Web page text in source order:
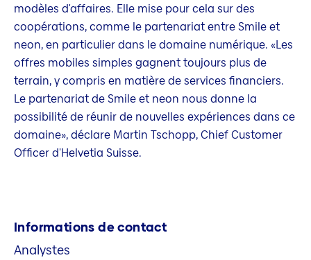
modèles d'affaires. Elle mise pour cela sur des
coopérations, comme le partenariat entre Smile et
neon, en particulier dans le domaine numérique. «Les
offres mobiles simples gagnent toujours plus de
terrain, y compris en matière de services financiers.
Le partenariat de Smile et neon nous donne la
possibilité de réunir de nouvelles expériences dans ce
domaine», déclare Martin Tschopp, Chief Customer
Officer d'Helvetia Suisse.
Informations de contact
Analystes